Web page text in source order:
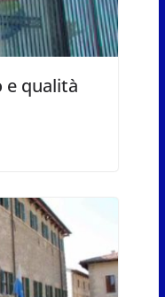
e qualità